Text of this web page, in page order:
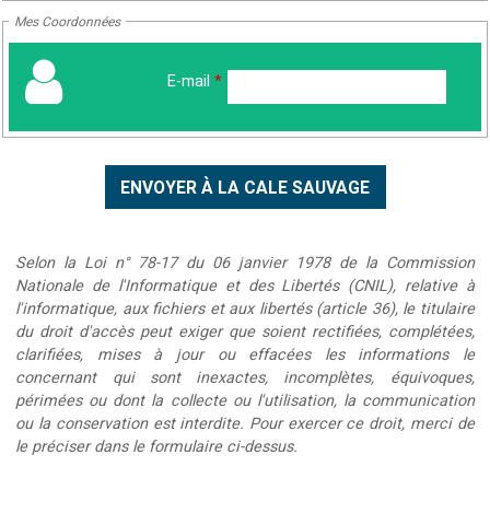
Mes Coordonnées
E-mail *
Selon la Loi n° 78-17 du 06 janvier 1978 de la Commission
Nationale de l'Informatique et des Libertés (CNIL), relative à
l'informatique, aux fichiers et aux libertés (article 36), le titulaire
du droit d'accès peut exiger que soient rectifiées, complétées,
clarifiées, mises à jour ou effacées les informations le
concernant qui sont inexactes, incomplètes, équivoques,
périmées ou dont la collecte ou l'utilisation, la communication
ou la conservation est interdite. Pour exercer ce droit, merci de
le préciser dans le formulaire ci-dessus.